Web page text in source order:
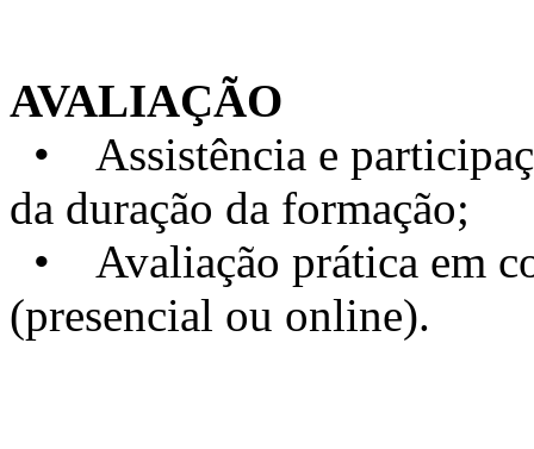
AVALIAÇÃO
• Assistência e
da duração da formação;
• Avaliação prática em
(presencial ou online).